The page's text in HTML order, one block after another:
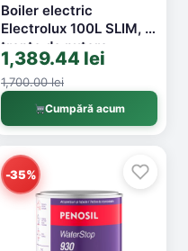
Boiler electric
Electrolux 100L SLIM, 2
trepte de putere
1300/2000W, Clasa C,
ECO, montaj
vertical/orizontal,
protectie la
de elemente de
incalzire uscate, model
AZR
1,389.44 lei
1,700.00 lei
Cumpără acum
-35%